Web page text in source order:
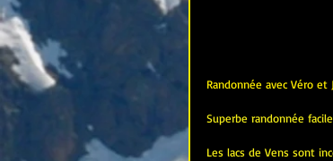
Randonnée avec Véro et
Superbe randonnée
Les lacs de Vens sont